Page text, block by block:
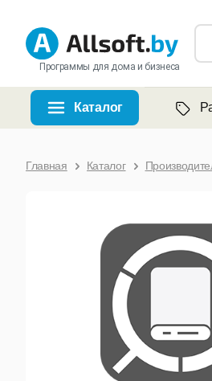
Программы для дома и бизнеса
Каталог
Главная Каталог